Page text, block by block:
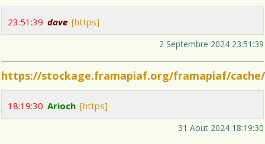
23:51:39 dave [https]
2 Septembre 2024 23:51:39
https://stockage.framapiaf.org/framapiaf/cache/
18:19:30 Arioch [https]
31 Aout 2024 18:19:30